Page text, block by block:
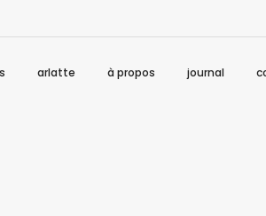
arlatte à propos journal